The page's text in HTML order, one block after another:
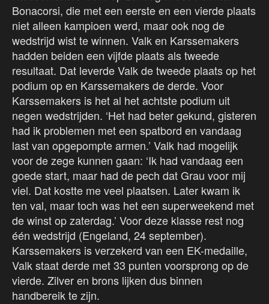
Bonacorsi, die met een eerste en een vierde plaats
niet alleen kampioen werd, maar ook nog de
wedstrijd wist te winnen. Valk en Karssemakers
hadden beiden een vijfde plaats als tweede
resultaat. Dat leverde Valk de tweede plaats op het
podium op en Karssemakers de derde. Voor
Karssemakers is het al het achtste podium uit
negen wedstrijden. ‘Het had beter gekund, gisteren
had ik problemen met een spatbord en vandaag
last van opgepompte armen.’ Valk had mogelijk
voor de zege kunnen gaan: ‘Ik had vandaag een
goede start, maar had de pech dat Grau voor mij
viel. Dat kostte me veel plaatsen. Later kwam ik
ten val, maar toch was het een superweekend met
de winst op zaterdag.’ Voor deze klasse rest nog
één wedstrijd (Engeland, 24 september).
Karssemakers is verzekerd van een EK-medaille,
Valk staat derde met 33 punten voorsprong op de
vierde. Zilver en brons lijken dus binnen
handbereik te zijn.